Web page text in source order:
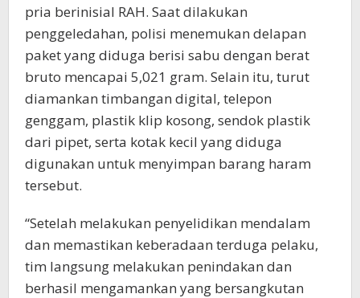
pria berinisial RAH. Saat dilakukan
penggeledahan, polisi menemukan delapan
paket yang diduga berisi sabu dengan berat
bruto mencapai 5,021 gram. Selain itu, turut
diamankan timbangan digital, telepon
genggam, plastik klip kosong, sendok plastik
dari pipet, serta kotak kecil yang diduga
digunakan untuk menyimpan barang haram
tersebut.
“Setelah melakukan penyelidikan mendalam
dan memastikan keberadaan terduga pelaku,
tim langsung melakukan penindakan dan
berhasil mengamankan yang bersangkutan